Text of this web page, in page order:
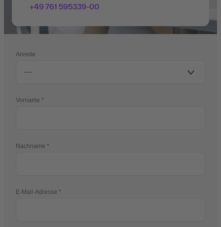
+49 761 595339-00
Anrede
Vorname
Nachname
E-Mail-Adresse